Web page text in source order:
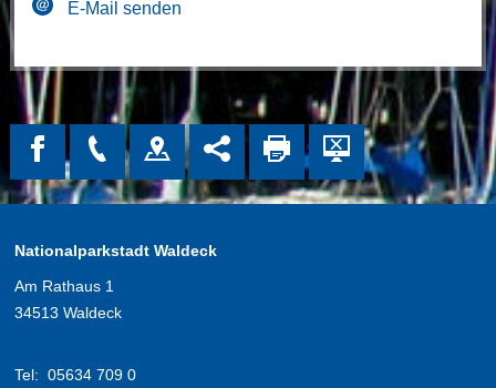
E-Mail senden
Nationalparkstadt Waldeck
Am Rathaus 1
34513 Waldeck
Tel: 05634 709 0